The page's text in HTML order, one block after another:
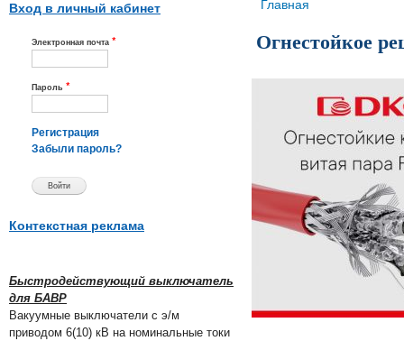
Вход в личный кабинет
Электронная почта *
Пароль *
Регистрация
Забыли пароль?
Контекстная реклама
Быстродействующий выключатель
для БАВР
Вакуумные выключатели с э/м
приводом 6(10) кВ на номинальные токи
Вы здесь
Главная
Огнестойкое